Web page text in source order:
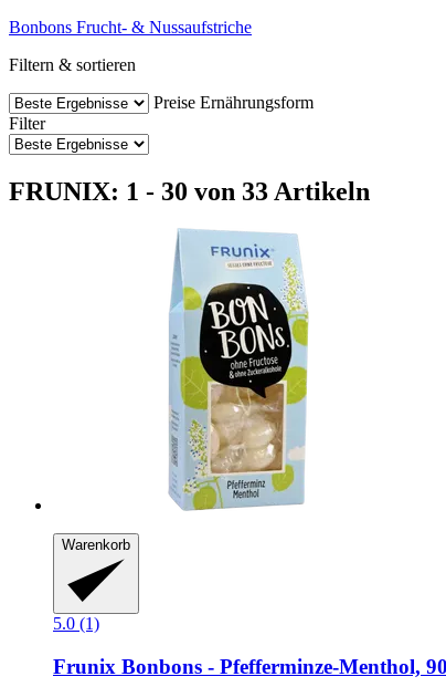
Bonbons Frucht- & Nussaufstriche
Filtern & sortieren
Preise Ernährungsform
Filter
FRUNIX: 1 - 30 von 33 Artikeln
Warenkorb
5.0 (1)
Frunix Bonbons -​ Pfefferminze-​Menthol,